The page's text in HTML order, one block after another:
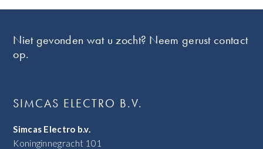
Niet gevonden wat u zocht? Neem gerust contact
op.
SIMCAS ELECTRO B.V.
Simcas Electro b.v.
Koninginnegracht 101